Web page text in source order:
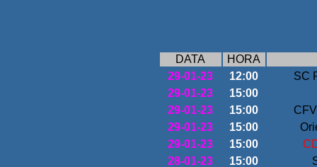
DATA
HORA
29-01-23
12:00
SC
29-01-23
15:00
29-01-23
15:00
29-01-23
15:00
29-01-23
15:00
28-01-23
15:00